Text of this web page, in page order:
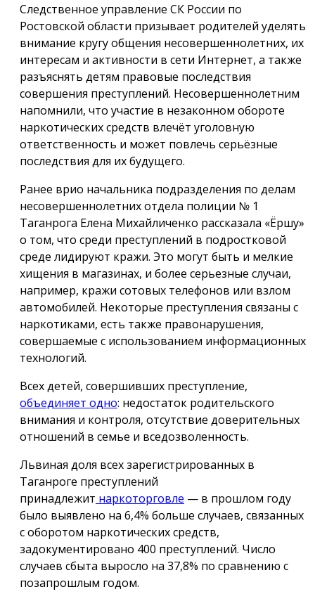
Следственное управление СК России по
Ростовской области призывает родителей уделять
внимание кругу общения несовершеннолетних, их
интересам и активности в сети Интернет, а также
разъяснять детям правовые последствия
совершения преступлений. Несовершеннолетним
напомнили, что участие в незаконном обороте
наркотических средств влечёт уголовную
ответственность и может повлечь серьёзные
последствия для их будущего.
Ранее врио начальника подразделения по делам
несовершеннолетних отдела полиции № 1
Таганрога Елена Михайличенко рассказала «Ёршу»
о том, что среди преступлений в подростковой
среде лидируют кражи. Это могут быть и мелкие
хищения в магазинах, и более серьезные случаи,
например, кражи сотовых телефонов или взлом
автомобилей. Некоторые преступления связаны с
наркотиками, есть также правонарушения,
совершаемые с использованием информационных
технологий.
Всех детей, совершивших преступление,
объединяет одно: недостаток родительского
внимания и контроля, отсутствие доверительных
отношений в семье и вседозволенность.
Львиная доля всех зарегистрированных в
Таганроге преступлений
принадлежит наркоторговле — в прошлом году
было выявлено на 6,4% больше случаев, связанных
с оборотом наркотических средств,
задокументировано 400 преступлений. Число
случаев сбыта выросло на 37,8% по сравнению с
позапрошлым годом.